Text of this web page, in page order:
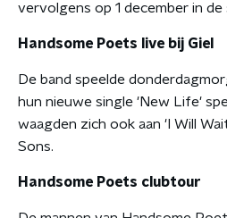
vervolgens op 1 december in de
Handsome Poets live bij Giel
De band speelde
hun nieuwe single 'New Life'
waagden zich ook aan 'I Will
Sons.
Handsome Poets clubtour